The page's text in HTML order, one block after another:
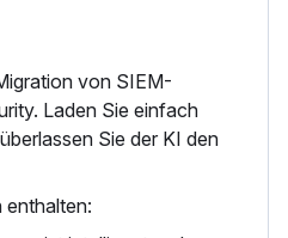
von SIEM-
Laden Sie einfach
Sie der KI den
enthalten: